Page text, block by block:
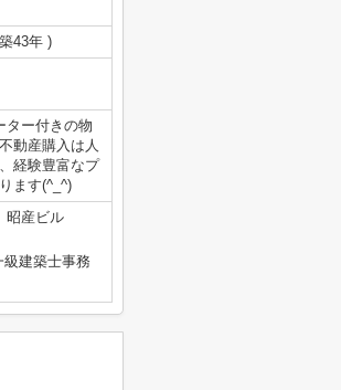
43年 )
ター付きの物
動産購入は人
経験豊富なプ
ます(^_^)
昭産ビル
建築士事務